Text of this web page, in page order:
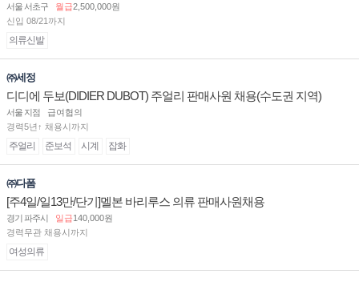
서울 서초구 월급2,500,000원
신입 08/21까지
의류신발
㈜세정
디디에 두보(DIDIER DUBOT) 주얼리 판매사원 채용(수도권 지역)
서울 지점
급여협의
경력5년↑ 채용시까지
주얼리 준보석 시계 잡화
㈜다폼
[주4일/일13만/단기]멜본 바리루스 의류 판매사원채용
경기 파주시 일급140,000원
경력무관 채용시까지
여성의류